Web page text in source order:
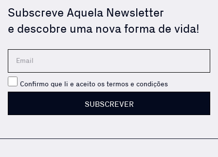
Subscreve Aquela Newsletter
e descobre uma nova forma de vida!
Confirmo que li e aceito os termos e condições
SUBSCREVER